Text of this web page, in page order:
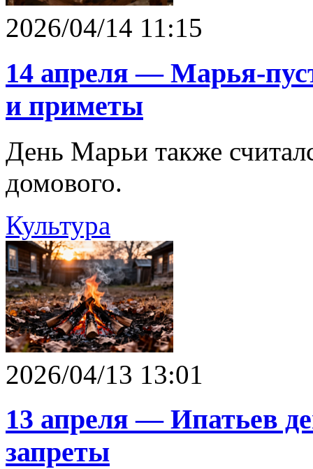
2026/04/14 11:15
14 апреля — Марья-
и приметы
День Марьи также
домового.
Культура
2026/04/13 13:01
13 апреля — Ипатьев
запреты